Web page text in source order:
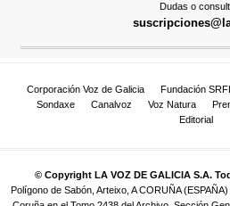
Dudas o
Corporación Voz de Galicia Fundación SRFL
Sondaxe
Canalvoz Voz Natura
Editorial
© Copyright LA VOZ DE GALICIA S.A.
Polígono de Sabón, Arteixo, A CORUÑA